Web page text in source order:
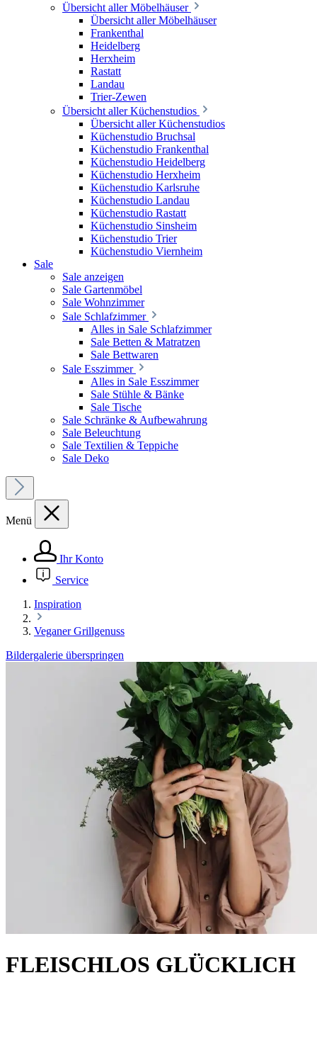
Übersicht aller Möbelhäuser
Übersicht aller Möbelhäuser
Frankenthal
Heidelberg
Herxheim
Rastatt
Landau
Trier-Zewen
Übersicht aller Küchenstudios
Übersicht aller Küchenstudios
Küchenstudio Bruchsal
Küchenstudio Frankenthal
Küchenstudio Heidelberg
Küchenstudio Herxheim
Küchenstudio Karlsruhe
Küchenstudio Landau
Küchenstudio Rastatt
Küchenstudio Sinsheim
Küchenstudio Trier
Küchenstudio Viernheim
Sale
Sale anzeigen
Sale Gartenmöbel
Sale Wohnzimmer
Sale Schlafzimmer
Alles in Sale Schlafzimmer
Sale Betten & Matratzen
Sale Bettwaren
Sale Esszimmer
Alles in Sale Esszimmer
Sale Stühle & Bänke
Sale Tische
Sale Schränke & Aufbewahrung
Sale Beleuchtung
Sale Textilien & Teppiche
Sale Deko
Menü
Ihr Konto
Service
Inspiration
Veganer Grillgenuss
Bildergalerie überspringen
FLEISCHLOS GLÜCKLICH